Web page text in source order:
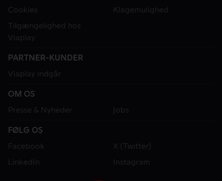
Cookies
Klagemulighed
Tilgængelighed hos
Viaplay
PARTNER-KUNDER
Viaplay indgår
OM OS
Presse & Nyheder
Jobs
FØLG OS
Facebook
X (Twitter)
LinkedIn
Instagram